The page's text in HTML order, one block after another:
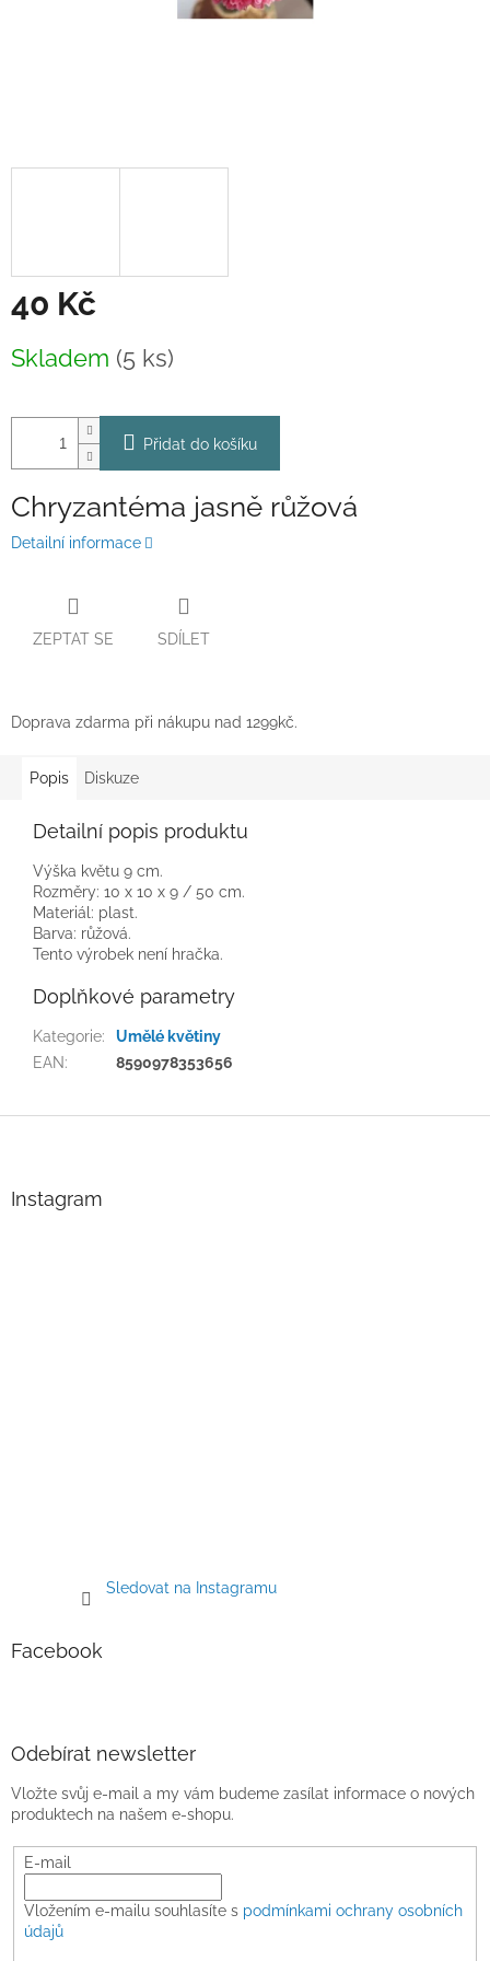
40 Kč
cena:
Skladem (5 ks)
Přidat do košíku
Chryzantéma jasně růžová
Detailní informace
ZEPTAT SE SDÍLET
Doprava zdarma při nákupu nad 1299kč.
Popis Diskuze
Detailní popis produktu
Výška květu 9 cm.
Rozměry: 10 x 10 x 9 / 50 cm.
Materiál: plast.
Barva: růžová.
Tento výrobek není hračka.
Doplňkové parametry
Kategorie:
Umělé květiny
EAN: 8590978353656
Instagram
Sledovat na Instagramu
Facebook
Odebírat newsletter
Vložte svůj e-mail a my vám budeme zasílat informace o nových
produktech na našem e-shopu.
E-mail
Vložením e-mailu souhlasíte s podmínkami ochrany osobních
údajů